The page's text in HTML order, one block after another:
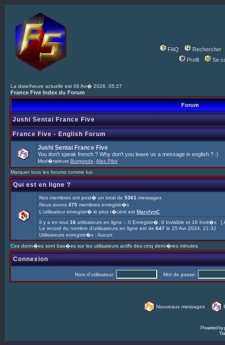
FAQ
Rechercher
Profil
Se
La date/heure actuelle est 06 Ao� 2026, 05:27
France Five Index du Forum
Forum
Jushi Sentai France Five
France Five - English Forum
Jushi Sentai France Five
You don't speak french ? Why don't you leave us a message in english ? :)
Mod�rateurs Burgonde Alex Pilot
Marquer tous les forums comme lus
Qui est en ligne ?
Nos membres ont post� un total de 5361 messages
Nous avons 470 membres enregistr�s
L'utilisateur enregistr� le plus r�cent est MarylynC
Il y a en tout 16 utilisateurs en ligne :: 0 Enregistr�, 0 Invisible et 16 Invit�s [
Le record du nombre d'utilisateurs en ligne est de 647 le 25 Avr 2024, 21:32
Utilisateurs enregistr�s : Aucun
Ces donn�es sont bas�es sur les utilisateurs actifs des cinq derni�res minutes
Connexion
Nom d'utilisateur: Mot de passe:
Nouveaux messages
Powered by